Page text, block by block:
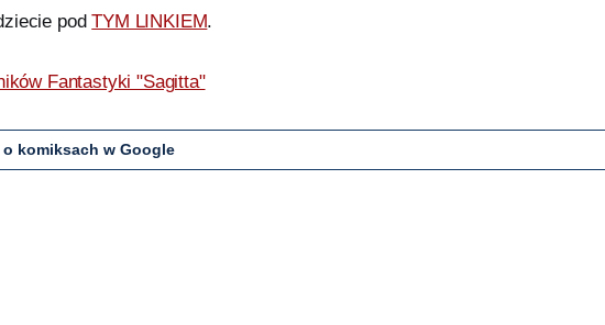
podTYM LINKIEM.
Fantastyki "Sagitta"
komiksach w Google